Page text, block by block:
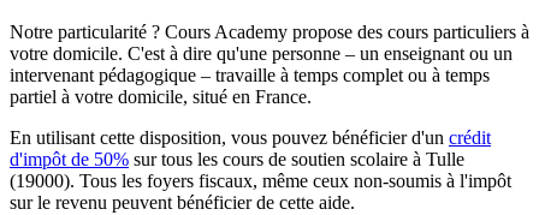
Notre particularité ? Cours Academy propose des cours particuliers à
votre domicile. C'est à dire qu'une personne – un enseignant ou un
intervenant pédagogique – travaille à temps complet ou à temps
partiel à votre domicile, situé en France.
En utilisant cette disposition, vous pouvez bénéficier d'un crédit
d'impôt de 50% sur tous les cours de soutien scolaire à Tulle
(19000). Tous les foyers fiscaux, même ceux non-soumis à l'impôt
sur le revenu peuvent bénéficier de cette aide.